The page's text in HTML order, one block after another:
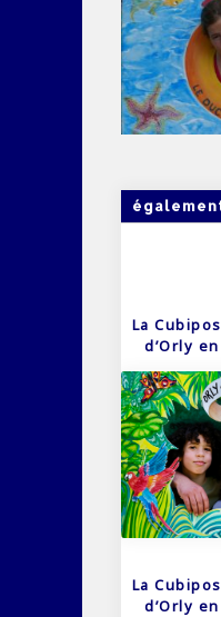
La
d’Orly
La
d’Orly